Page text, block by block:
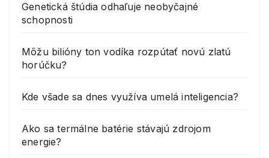
Genetická štúdia odhaľuje neobyčajné
schopnosti
Môžu bilióny ton vodíka rozpútať novú zlatú
horúčku?
Kde všade sa dnes využíva umelá inteligencia?
Ako sa termálne batérie stávajú zdrojom
energie?